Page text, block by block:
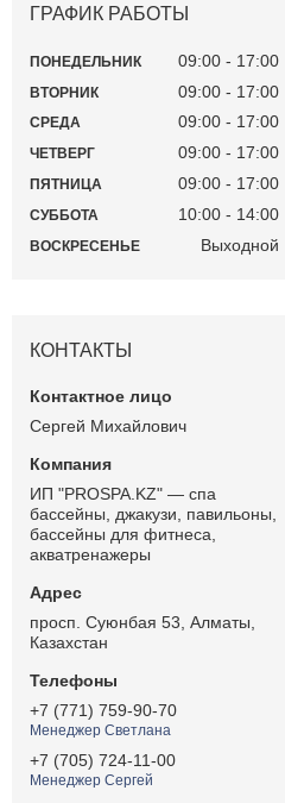
ГРАФИК РАБОТЫ
ПОНЕДЕЛЬНИК 09:00 17:00
ВТОРНИК 09:00 17:00
СРЕДА 09:00 17:00
ЧЕТВЕРГ 09:00 17:00
ПЯТНИЦА 09:00 17:00
СУББОТА 10:00 14:00
ВОСКРЕСЕНЬЕ Выходной
КОНТАКТЫ
Сергей Михайлович
ИП "PROSPA.KZ" — спа
бассейны, джакузи, павильоны,
бассейны для фитнеса,
акватренажеры
просп. Суюнбая 53, Алматы,
Казахстан
+7 (771) 759-90-70
Менеджер Светлана
+7 (705) 724-11-00
Менеджер Сергей